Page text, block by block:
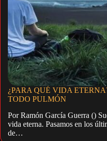
¿PARA QUÉ VIDA
TODO PULMÓN
Por Ramón García Guerra ()
vida eterna. Pasamos en los
de…